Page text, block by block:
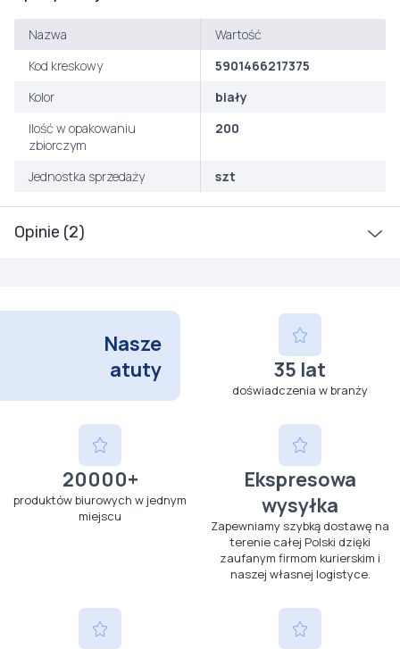
Opinie (2)
Nazwa
Wartość
Kod kreskowy
5901466217375
Kolor
biały
Ilość w opakowaniu
zbiorczym
200
Jednostka sprzedaży szt
Nasze
atuty
35 lat
doświadczenia w branży
20000+
produktów biurowych w jednym
miejscu
Ekspresowa
wysyłka
Zapewniamy szybką dostawę na
terenie całej Polski dzięki
zaufanym firmom kurierskim i
naszej własnej logistyce.